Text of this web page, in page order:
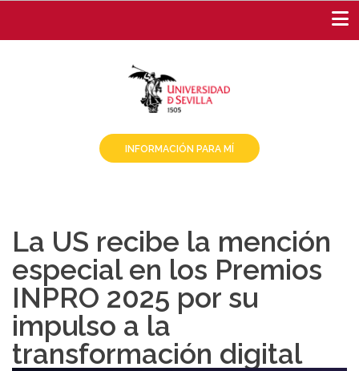
contenido
INFORMACIÓN PARA MÍ
La US recibe la mención
especial en los Premios
INPRO 2025 por su
impulso a la
transformación digital